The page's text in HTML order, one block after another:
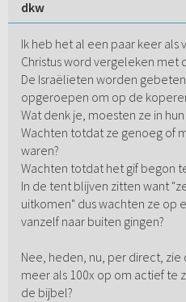
dkw
Ik heb het al een paar keer
Christus word vergeleken met
De Israëlieten worden
opgeroepen om op de
Wat denk je, moesten ze in
Wachten totdat ze genoeg of
waren?
Wachten totdat het gif begon
In de tent blijven zitten want
uitkomen" dus wachten ze op
vanzelf naar buiten gingen?
Nee, heden, nu, per direct,
meer als 100x op om actief te
de bijbel?